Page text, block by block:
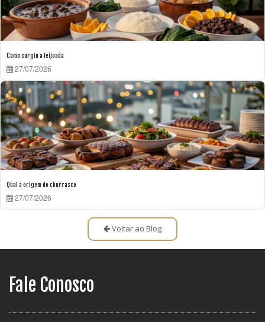
Como surgiu a feijoada
27/07/2026
Qual a origem do churrasco
27/07/2026
Voltar ao Blog
Fale Conosco